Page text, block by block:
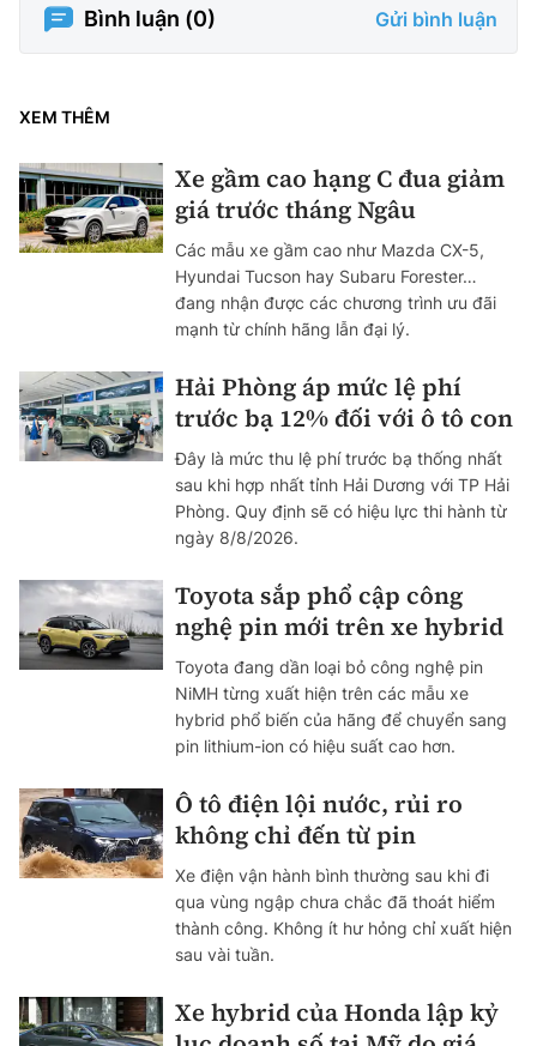
Bình luận (0) Gửi bình luận
XEM THÊM
Xe gầm cao hạng C đua giảm
giá trước tháng Ngâu
Các mẫu xe gầm cao như Mazda CX-5,
Hyundai Tucson hay Subaru Forester…
đang nhận được các chương trình ưu đãi
mạnh từ chính hãng lẫn đại lý.
Hải Phòng áp mức lệ phí
trước bạ 12% đối với ô tô con
Đây là mức thu lệ phí trước bạ thống nhất
sau khi hợp nhất tỉnh Hải Dương với TP Hải
Phòng. Quy định sẽ có hiệu lực thi hành từ
ngày 8/8/2026.
Toyota sắp phổ cập công
nghệ pin mới trên xe hybrid
Toyota đang dần loại bỏ công nghệ pin
NiMH từng xuất hiện trên các mẫu xe
hybrid phổ biến của hãng để chuyển sang
pin lithium-ion có hiệu suất cao hơn.
Ô tô điện lội nước, rủi ro
không chỉ đến từ pin
Xe điện vận hành bình thường sau khi đi
qua vùng ngập chưa chắc đã thoát hiểm
thành công. Không ít hư hỏng chỉ xuất hiện
sau vài tuần.
Xe hybrid của Honda lập kỷ